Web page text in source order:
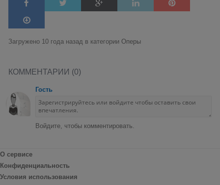
Загружено 10 года назад в категории Оперы
КОММЕНТАРИИ (0)
Гость
Войдите, чтобы комментировать.
О сервисе
Конфиденциальность
Условия использования